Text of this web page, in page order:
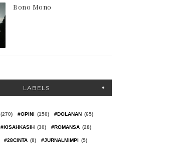
Bono Mono
LABELS
(270) #OPINI (150) #DOLANAN (65)
#KISAHKASIH (30) #ROMANSA (28)
#28CINTA (8) #JURNALMIMPI (5)